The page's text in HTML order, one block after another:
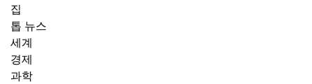
집
톱 뉴스
세계
경제
과학